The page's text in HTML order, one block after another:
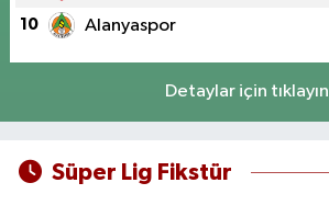
10 Alanyaspor
Detaylar için tıklayın
Süper Lig Fikstür